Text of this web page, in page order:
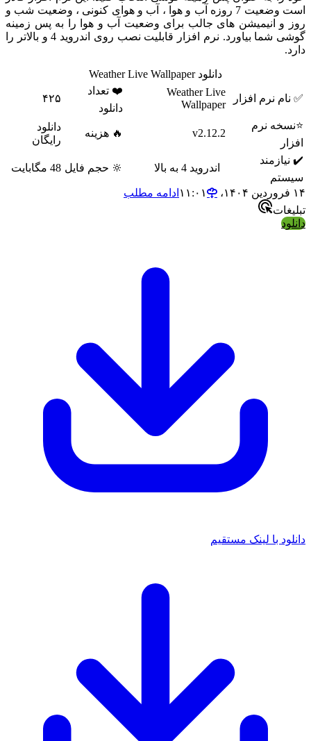
است وضعیت 7 روزه آب و هوا ، آب و هوای کنونی ، وضعیت شب و
و انیمیشن های جالب برای وضعیت آب و هوا را به پس زمینه
گوشی شما بیاورد. نرم افزار قابلیت نصب روی اندروید 4 و بالاتر را
دانلود Weather Live Wallpaper
✅ نام نرم افزار
Weather Live
Wallpaper
❤️ تعداد
دانلود
۴۲۵
⭐نسخه نرم
افزار
v2.12.2 🔥 هزینه
دانلود
رایگان
✔️ نیازمند
سیستم
اندروید 4 به بالا 🔆 حجم فایل 48 مگابایت
۱۴۰۴،‏ ۱۱:۰۱
ادامه مطلب
با لینک مستقیم